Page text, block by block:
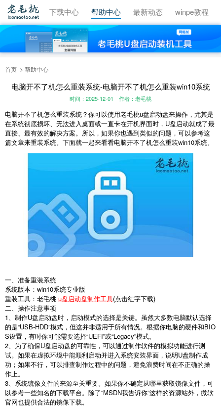
视频教程 下载中心 帮助中心 最新动态 winpe教程
首页 帮助中心
电脑开不了机怎么重装系统-电脑开不了机怎么重装win10系统
时间：2025-12-01 作者：老毛桃
电脑开不了机怎么重装系统？你可以使用老毛桃u盘启动盘来操作，尤其是
在系统彻底损坏、无法进入桌面或一直卡在开机界面时，U盘启动就成了最
直接、最有效的解决方案。所以，如果你也遇到类似的问题，可以参考这
篇文章来重装系统。下面就一起来看看电脑开不了机怎么重装win10系统。
一、准备重装系统
系统版本：win10系统专业版
重装工具：老毛桃 u盘启动盘制作工具(点击红字下载)
二、操作注意事项
1、制作U盘启动盘时，启动模式的选择是关键。虽然大多数电脑默认选择
的是“USB-HDD”模式，但这并非适用于所有情况。根据你电脑的硬件和BIO
S设置，有时你可能需要选择“UEFI”或“Legacy”模式。
2、为了确保U盘启动盘的可靠性，可以通过制作软件的模拟功能进行测
试。如果在虚拟环境中能顺利启动并进入系统安装界面，说明U盘制作成
功；如果不行，可以排查制作过程中的问题，避免浪费时间在不正确的操
作上。
3、系统镜像文件的来源至关重要。如果你不确定从哪里获取镜像文件，可
以参考一些知名的下载平台。除了“MSDN我告诉你”这样的资源站外，微软
官网也提供合法的镜像下载。